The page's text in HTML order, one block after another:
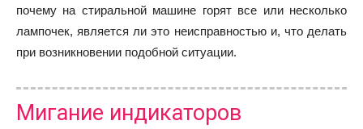
почему на стиральной машине горят все или несколько
лампочек, является ли это неисправностью и, что делать
при возникновении подобной ситуации.
Мигание индикаторов